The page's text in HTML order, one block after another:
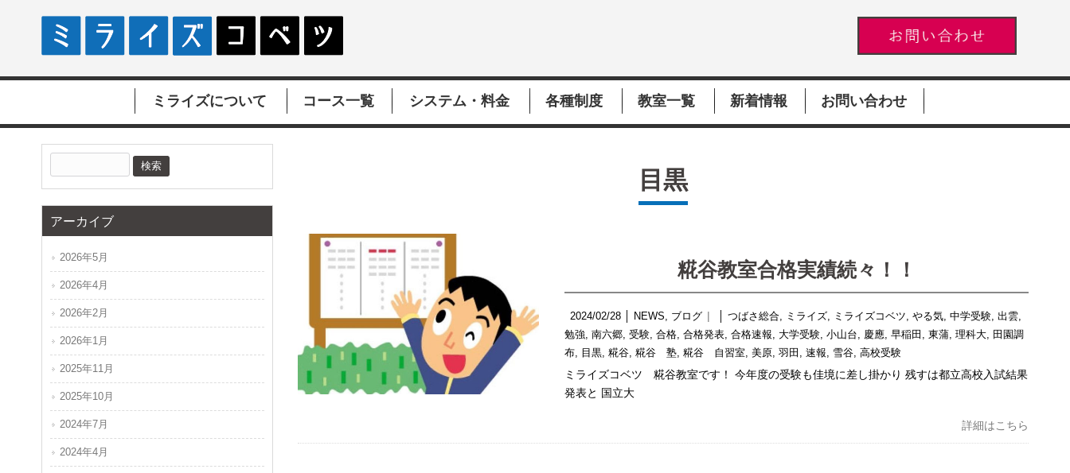
ミライズについて コース一覧 システム・料金 各種制度 教室一覧 新着情報 お問い合わせ
目黒
糀谷教室合格実績続々！！
2024/02/28 NEWS, ブログ つばさ総合, ミライズ, ミライズコベツ, やる気, 中学受験, 出雲,
勉強,南六郷,受験,合格,合格発表,合格速報, 大学受験,小山台, 慶應,早稲田 ,東蒲,理科大, 田園調
布, 目黒,糀谷,糀谷 塾,糀谷 自習室,美原,羽田 ,速報, 雪谷,高校受験
ミライズコベツ 糀谷教室です！ 今年度の受験も佳境に差し掛かり 残すは都立高校入試結果
発表と 国立大
詳細はこちら
アーカイブ
2026年5月
2026年4月
2026年2月
2026年1月
2025年11月
2025年10月
2024年7月
2024年4月